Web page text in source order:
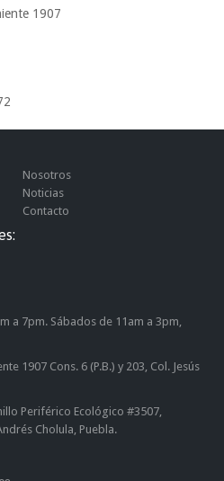
1907
Nosotros
Noticias
Contacto
a 7pm. Sábados de 11am a 3pm,
1907 Cons. 6 (P.B.) y 203, Col. Jesús
Periférico Ecológico #3507,
Cholula, Puebla.